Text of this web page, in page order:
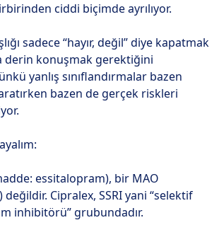
ciddi biçimde ayrılıyor.
sadece “hayır, değil” diye kapatmak
derin konuşmak gerektiğini
yanlış sınıflandırmalar bazen
bazen de gerçek riskleri
essitalopram), bir MAO
Cipralex, SSRI yani “selektif
inhibitörü” grubundadır.